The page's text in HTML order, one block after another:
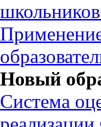
Новый
Система